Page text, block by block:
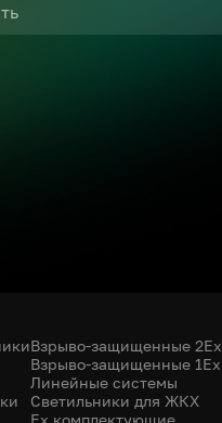
Взрыво-защищенные 2Ex
Взрыво-защищенные 1Ex
Линейные системы
Светильники для ЖКХ
Ex комплектующие